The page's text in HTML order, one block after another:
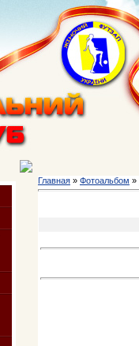
Главная » Фотоальбом »